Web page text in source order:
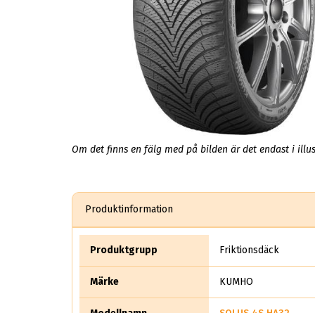
Om det finns en fälg med på bilden är det endast i
Produktinformation
Produktgrupp Friktionsdäck
Märke KUMHO